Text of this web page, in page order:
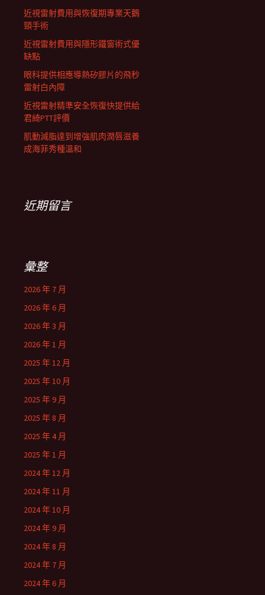
近視雷射費用與恢復期專業天鵝
頸手術
近視雷射費用與隱形鐵窗術式優
缺點
眼科提供相應導熱矽膠片的飛秒
雷射白內障
近視雷射精準安全恢復快提供給
君綺PTT評價
肌動減脂達到增強肌肉潤唇滋養
成海菲秀種溫和
近期留言
彙整
2026 年 7 月
2026 年 6 月
2026 年 3 月
2026 年 1 月
2025 年 12 月
2025 年 10 月
2025 年 9 月
2025 年 8 月
2025 年 4 月
2025 年 1 月
2024 年 12 月
2024 年 11 月
2024 年 10 月
2024 年 9 月
2024 年 8 月
2024 年 7 月
2024 年 6 月